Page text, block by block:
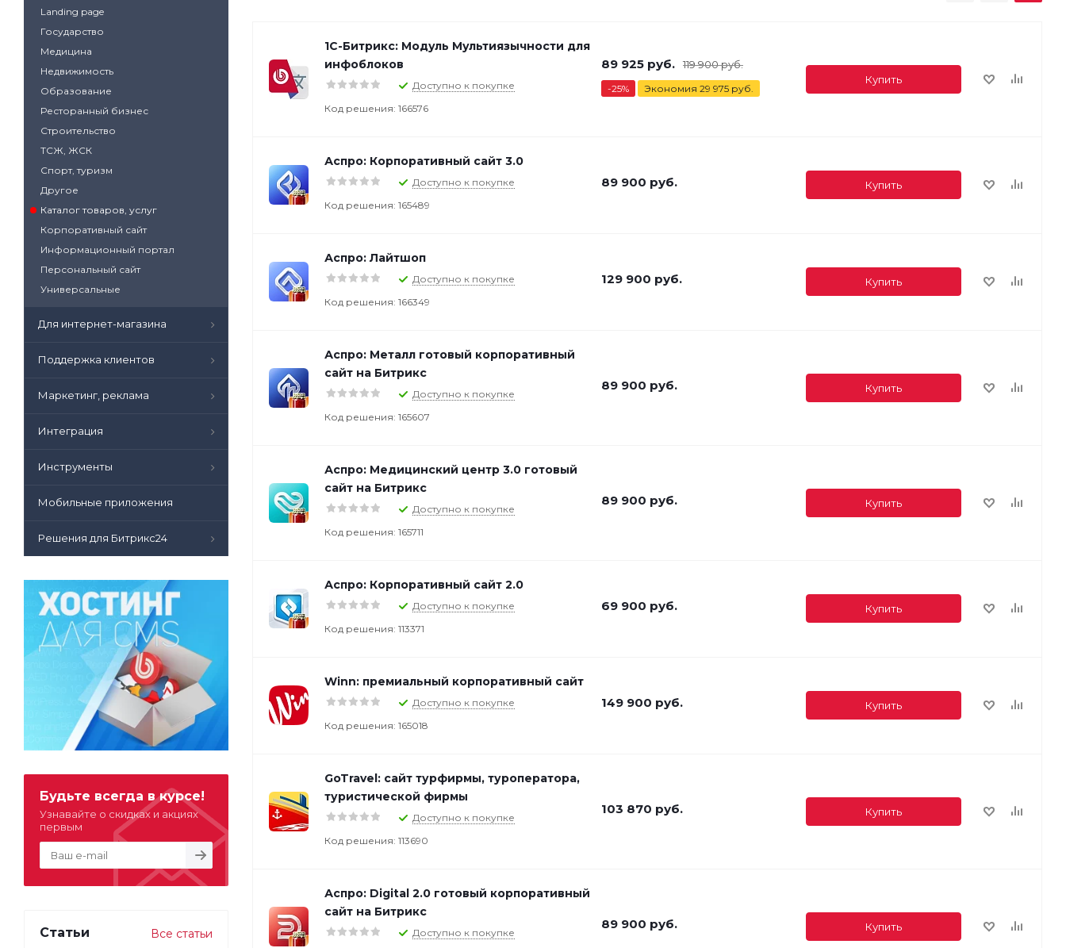
1С-Битрикс: Модуль Мультиязычности для
инфоблоков
Доступно к покупке
Код решения: 166576
89 925 руб. 119 900руб.
-25% Экономия 29 975 руб.
Купить
Аспро: Корпоративный сайт 3.0
Доступно к покупке
Код решения: 165489
89 900 руб. Купить
Аспро: Лайтшоп
Доступно к покупке
Код решения: 166349
129 900 руб. Купить
Аспро: Металл готовый корпоративный
сайт на Битрикс
Доступно к покупке
Код решения: 165607
89 900 руб. Купить
Аспро: Медицинский центр 3.0 готовый
сайт на Битрикс
Доступно к покупке
Код решения: 165711
89 900 руб. Купить
Аспро: Корпоративный сайт 2.0
Доступно к покупке
Код решения: 113371
69 900 руб. Купить
Winn: премиальный корпоративный сайт
Доступно к покупке
Код решения: 165018
149 900 руб. Купить
GoTravel: сайт турфирмы, туроператора,
туристической фирмы
Доступно к покупке
Код решения: 113690
103 870 руб. Купить
Аспро: Digital 2.0 готовый корпоративный
сайт на Битрикс
Доступно к покупке
89 900 руб. Купить
Landing page
Государство
Медицина
Недвижимость
Образование
Ресторанный бизнес
Строительство
ТСЖ, ЖСК
Спорт, туризм
Другое
Каталог товаров, услуг
Корпоративный сайт
Информационный портал
Персональный сайт
Универсальные
Для интернет-магазина
Поддержка клиентов
Маркетинг, реклама
Интеграция
Инструменты
Мобильные приложения
Решения для Битрикс24
Будьте всегда в курсе!
Узнавайте о скидках и акциях
первым
Статьи Все статьи